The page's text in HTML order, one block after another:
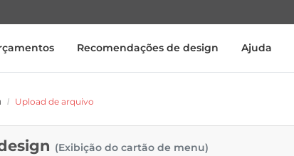
Recomendações de design Ajuda
Upload de arquivo
(Exibição do cartão de menu)